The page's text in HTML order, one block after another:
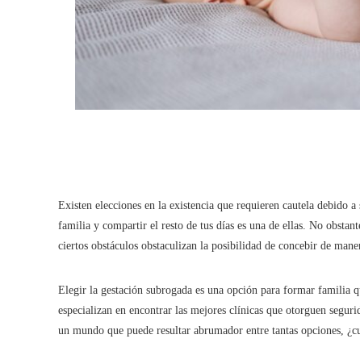
Existen elecciones en la existencia que requieren cautela debido
familia y compartir el resto de tus días es una de ellas. No
ciertos obstáculos obstaculizan la posibilidad de concebir de
Elegir la gestación subrogada es una opción para formar familia
especializan en encontrar las mejores clínicas que otorguen
un mundo que puede resultar abrumador entre tantas opciones,